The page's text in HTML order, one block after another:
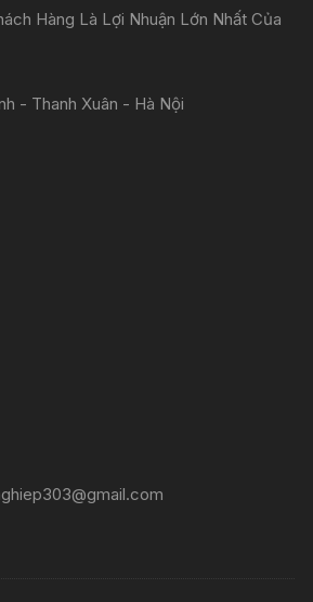
Hàng Là Lợi Nhuận Lớn Nhất Của
- Thanh Xuân - Hà Nội